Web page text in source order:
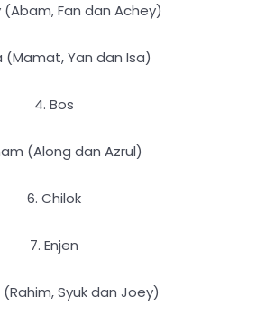
(Abam, Fan dan Achey)
(Mamat, Yan dan Isa)
4. Bos
(Along dan Azrul)
6. Chilok
7. Enjen
Syuk dan Joey)